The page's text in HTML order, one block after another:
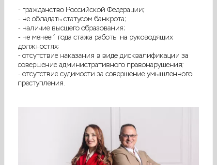
- гражданство Российской Федерации;
- не обладать статусом банкрота;
- наличие высшего образования;
- не менее 1 года стажа работы на руководящих
должностях;
- отсутствие наказания в виде дисквалификации за
совершение административного правонарушения;
- отсутствие судимости за совершение умышленного
преступления.